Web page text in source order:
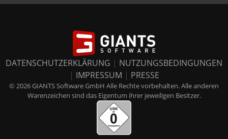
DATENSCHUTZERKLÄRUNG | NUTZUNGSBEDINGUNGEN
| IMPRESSUM | PRESSE
© 2026 GIANTS Software GmbH Alle Rechte vorbehalten. Alle anderen
Warenzeichen sind das Eigentum ihrer jeweiligen Besitzer.